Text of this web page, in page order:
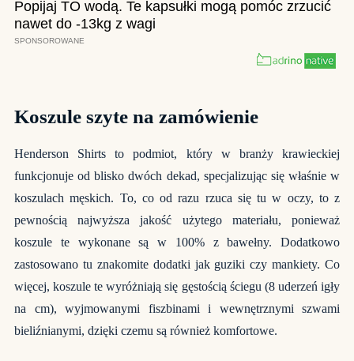
Koszule szyte na zamówienie
Henderson Shirts to podmiot, który w branży krawieckiej
funkcjonuje od blisko dwóch dekad, specjalizując się właśnie w
koszulach męskich. To, co od razu rzuca się tu w oczy, to z
pewnością najwyższa jakość użytego materiału, ponieważ
koszule te wykonane są w 100% z bawełny. Dodatkowo
zastosowano tu znakomite dodatki jak guziki czy mankiety. Co
więcej, koszule te wyróżniają się gęstością ściegu (8 uderzeń igły
na cm), wyjmowanymi fiszbinami i wewnętrznymi szwami
bieliźnianymi, dzięki czemu są również komfortowe.